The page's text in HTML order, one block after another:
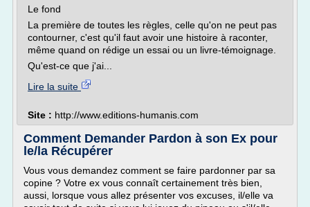
Le fond
La première de toutes les règles, celle qu'on ne peut pas
contourner, c'est qu'il faut avoir une histoire à raconter,
même quand on rédige un essai ou un livre-témoignage.
Qu'est-ce que j'ai...
Lire la suite
Site : http://www.editions-humanis.com
Comment Demander Pardon à son Ex pour
le/la Récupérer
Vous vous demandez comment se faire pardonner par sa
copine ? Votre ex vous connaît certainement très bien,
aussi, lorsque vous allez présenter vos excuses, il/elle va